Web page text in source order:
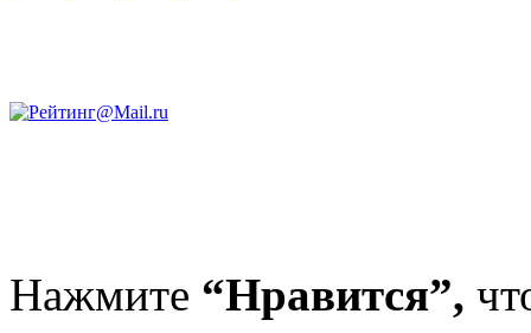
Нажмите “Нравится”,